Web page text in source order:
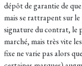
dépôt de garantie de
mais se rattrapent sur le
signature du contrat, le
marché, mais très vite
fixe ne varie pas alors